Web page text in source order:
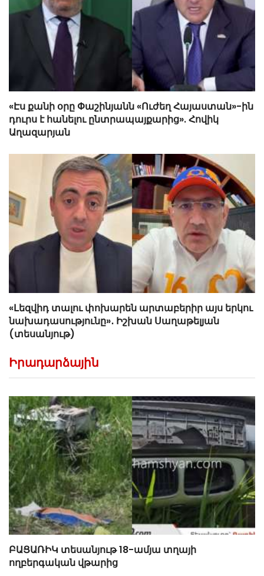
«Էս քանի օրը Փաշինյանն «Ուժեղ Հայաստան»-ին
դուրս է հանելու ընտրապայքարից». Հովիկ
Աղազարյան
«Լեզվիդ տալու փոխարեն արտաբերիր այս երկու
նախադասությունը»․ Իշխան Սաղաթելյան
(տեսանյութ)
Իրադարձային
ԲԱՑԱՌԻԿ տեսանյութ 18-ամյա տղայի
ողբերգական վթարից